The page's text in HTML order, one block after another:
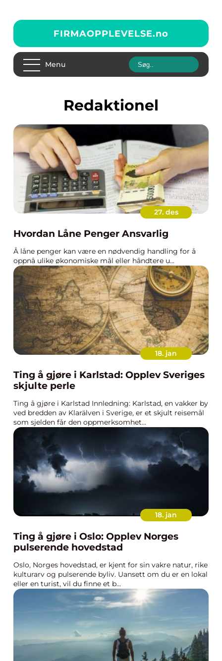
FIRMAOPPLEVELSE.no
Menu
redaktionel
27. des
Hvordan Låne Penger Ansvarlig
Å låne penger kan være en nødvendig handling for å
oppnå ulike økonomiske mål eller håndtere u...
18. jan
Ting å gjøre i Karlstad: Opplev Sveriges
skjulte perle
Ting å gjøre i Karlstad Innledning: Karlstad, en vakker by
ved bredden av Klarälven i Sverige, er et skjult reisemål
som sjelden får den oppmerksomhet...
18. jan
Ting å gjøre i Oslo: Opplev Norges
pulserende hovedstad
Oslo, Norges hovedstad, er kjent for sin vakre natur, rike
kulturarv og pulserende byliv. Uansett om du er en lokal
eller en turist, vil du finne et b...